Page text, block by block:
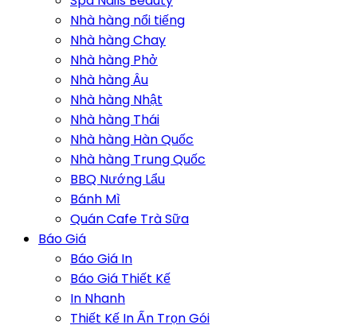
Nhà hàng nổi tiếng
Nhà hàng Chay
Nhà hàng Phở
Nhà hàng Âu
Nhà hàng Nhật
Nhà hàng Thái
Nhà hàng Hàn Quốc
Nhà hàng Trung Quốc
BBQ Nướng Lẩu
Bánh Mì
Quán Cafe Trà Sữa
Báo Giá
Báo Giá In
Báo Giá Thiết Kế
In Nhanh
Thiết Kế In Ấn Trọn Gói